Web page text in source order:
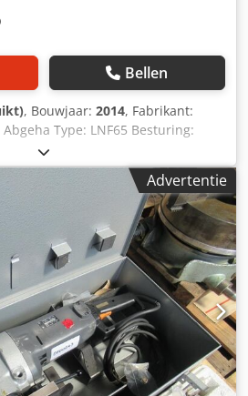
Bellen
, Bouwjaar: 2014, Fabrikant:
Type: LNF65 Besturing:
2014 Specificaties Metrisch (VS)
voor deze machine.
0 mm Breedte 0 mm Hoogte 0
De informatie op deze pagina is
samengesteld en, waar
de fabrikant. De informatie wordt
maar de juistheid ervan kan niet
Deze informatie vormt dan ook
bepaling. Wij raden u
te controleren.
Advertentie